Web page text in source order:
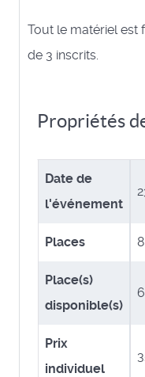
Tout le matériel est
de 3 inscrits.
Propriétés
Date de
l'événement
Places 8
Place(s)
disponible(s)
6
Prix
individuel